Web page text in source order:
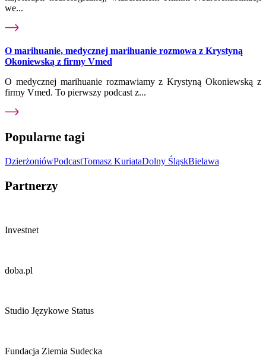
we...
O marihuanie, medycznej marihuanie rozmowa z Krystyną
Okoniewską z firmy Vmed
O medycznej marihuanie rozmawiamy z Krystyną Okoniewską z
firmy Vmed. To pierwszy podcast z...
Popularne tagi
DzierżoniówPodcastTomasz KuriataDolny ŚląskBielawa
Partnerzy
Investnet
doba.pl
Studio Językowe Status
Fundacja Ziemia Sudecka